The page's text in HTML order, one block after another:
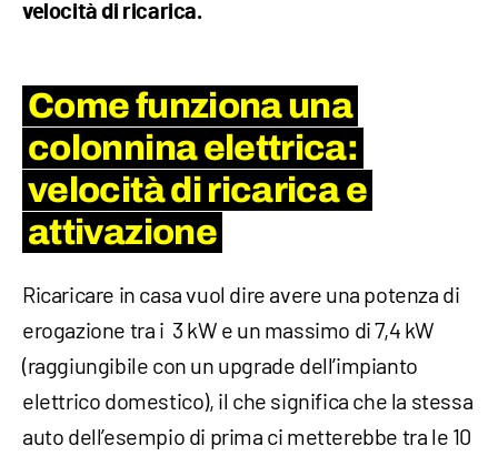
velocità di ricarica.
Come funziona una
colonnina elettrica:
velocità di ricarica e
attivazione
Ricaricare in casa vuol dire avere una potenza di
erogazione tra i 3 kW e un massimo di 7,4 kW
(raggiungibile con un upgrade dell’impianto
elettrico domestico), il che significa che la stessa
auto dell’esempio di prima ci metterebbe tra le 10